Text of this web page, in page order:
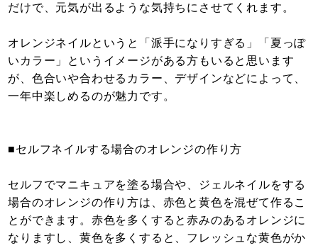
だけで、元気が出るような気持ちにさせてくれます。
オレンジネイルというと「派手になりすぎる」「夏っぽ
いカラー」というイメージがある方もいると思います
が、色合いや合わせるカラー、デザインなどによって、
一年中楽しめるのが魅力です。
■セルフネイルする場合のオレンジの作り方
セルフでマニキュアを塗る場合や、ジェルネイルをする
場合のオレンジの作り方は、赤色と黄色を混ぜて作るこ
とができます。赤色を多くすると赤みのあるオレンジに
なりますし、黄色を多くすると、フレッシュな黄色がか